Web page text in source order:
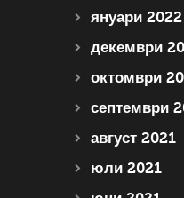
януари 2022
декември
октомври
септември
август 2021
юли 2021